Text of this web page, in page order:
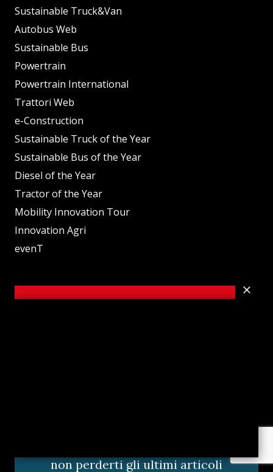
Sustainable Truck&Van
Autobus Web
Sustainable Bus
Powertrain
Powertrain International
Trattori Web
e-Construction
Sustainable Truck of the Year
Sustainable Bus of the Year
Diesel of the Year
Tractor of the Year
Mobility Innovation Tour
Innovation Agri
evenT
non perderti gli ultimi articoli